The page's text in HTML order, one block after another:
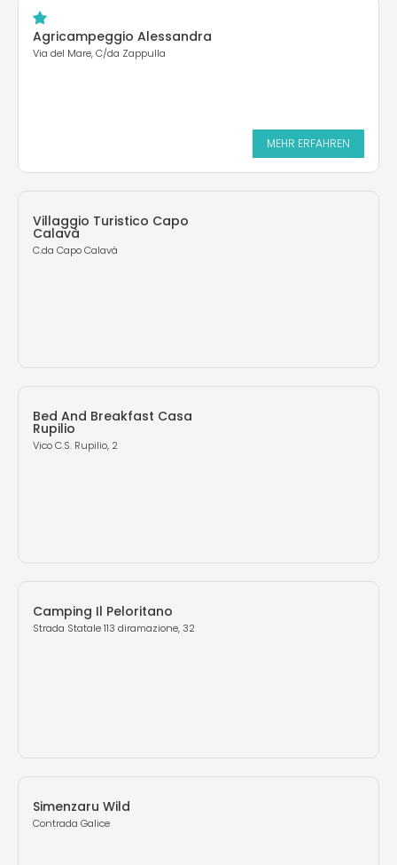
Agricampeggio Alessandra
Via del Mare, C/da Zappulla
MEHR ERFAHREN
Villaggio Turistico Capo
Calavà
C.da Capo Calavà
Bed And Breakfast Casa
Rupilio
Vico C.S. Rupilio, 2
Camping Il Peloritano
Strada Statale 113 diramazione, 32
Simenzaru Wild
Contrada Galice